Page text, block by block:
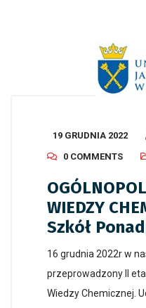
19 GRUDNIA 2022
0 COMMENTS
WIEDZY
Szkół
16 grudnia 2022r w
przeprowadzony II
Wiedzy Chemicznej.